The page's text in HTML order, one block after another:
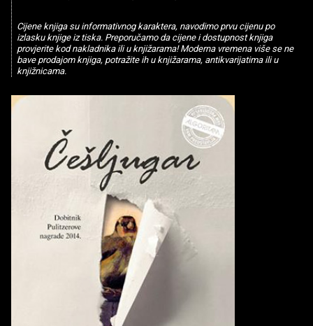
Cijene knjiga su informativnog karaktera, navodimo prvu cijenu po
izlasku knjige iz tiska. Preporučamo da cijene i dostupnost knjiga
provjerite kod nakladnika ili u knjižarama! Moderna vremena više se ne
bave prodajom knjiga, potražite ih u knjižarama, antikvarijatima ili u
knjižnicama.